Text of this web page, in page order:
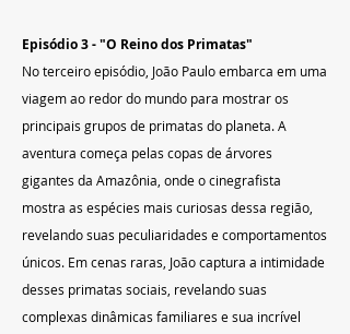
Episódio 3 - "O Reino dos Primatas"
No terceiro episódio, João Paulo embarca em uma
viagem ao redor do mundo para mostrar os
principais grupos de primatas do planeta. A
aventura começa pelas copas de árvores
gigantes da Amazônia, onde o cinegrafista
mostra as espécies mais curiosas dessa região,
revelando suas peculiaridades e comportamentos
únicos. Em cenas raras, João captura a intimidade
desses primatas sociais, revelando suas
complexas dinâmicas familiares e sua incrível